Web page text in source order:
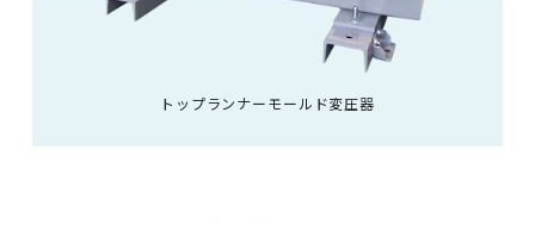
トップランナーモールド変圧器